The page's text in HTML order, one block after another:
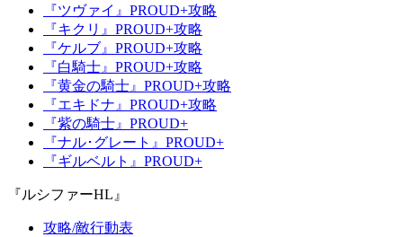
『ツヴァイ』PROUD+攻略
『キクリ』PROUD+攻略
『ケルブ』PROUD+攻略
『白騎士』PROUD+攻略
『黄金の騎士』PROUD+攻略
『エキドナ』PROUD+攻略
『紫の騎士』PROUD+
『ナル･グレート』PROUD+
『ギルベルト』PROUD+
『ルシファーHL』
攻略/敵行動表